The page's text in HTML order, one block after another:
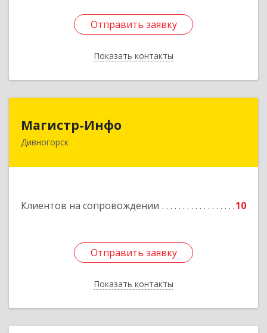
Отправить заявку
Показать контакты
Отправить заявку
Назад
Магистр-Инфо
Дивногорск
Клиентов на сопровождении 10
Отправить заявку
Показать контакты
663090 Красноярский край Дивногорск г
Отправить заявку
Назад